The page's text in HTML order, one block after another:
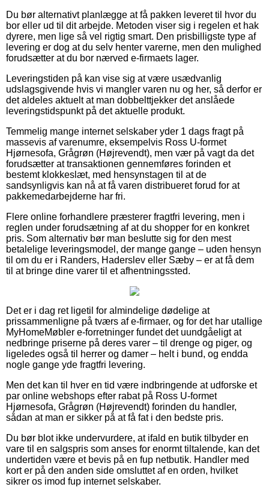
Du bør alternativt planlægge at få pakken leveret til hvor du
bor eller ud til dit arbejde. Metoden viser sig i regelen et hak
dyrere, men lige så vel rigtig smart. Den prisbilligste type af
levering er dog at du selv henter varerne, men den mulighed
forudsætter at du bor nærved e-firmaets lager.
Leveringstiden på kan vise sig at være usædvanlig
udslagsgivende hvis vi mangler varen nu og her, så derfor er
det aldeles aktuelt at man dobbelttjekker det anslåede
leveringstidspunkt på det aktuelle produkt.
Temmelig mange internet selskaber yder 1 dags fragt på
massevis af varenumre, eksempelvis Ross U-formet
Hjørnesofa, Grågrøn (Højrevendt), men vær på vagt da det
forudsætter at transaktionen gennemføres forinden et
bestemt klokkeslæt, med hensynstagen til at de
sandsynligvis kan nå at få varen distribueret forud for at
pakkemedarbejderne har fri.
Flere online forhandlere præsterer fragtfri levering, men i
reglen under forudsætning af at du shopper for en konkret
pris. Som alternativ bør man beslutte sig for den mest
betalelige leveringsmodel, der mange gange – uden hensyn
til om du er i Randers, Haderslev eller Sæby – er at få dem
til at bringe dine varer til et afhentningssted.
Det er i dag ret ligetil for almindelige dødelige at
prissammenligne på tværs af e-firmaer, og for det har utallige
MyHomeMøbler e-forretninger fundet det uundgåeligt at
nedbringe priserne på deres varer – til drenge og piger, og
ligeledes også til herrer og damer – helt i bund, og endda
nogle gange yde fragtfri levering.
Men det kan til hver en tid være indbringende at udforske et
par online webshops efter rabat på Ross U-formet
Hjørnesofa, Grågrøn (Højrevendt) forinden du handler,
sådan at man er sikker på at få fat i den bedste pris.
Du bør blot ikke undervurdere, at ifald en butik tilbyder en
vare til en salgspris som anses for enormt tiltalende, kan det
undertiden være et bevis på en fup netbutik. Handler med
kort er på den anden side omsluttet af en orden, hvilket
sikrer os imod fup internet selskaber.